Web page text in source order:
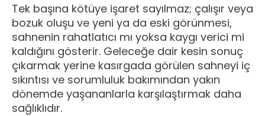
Tek başına kötüye işaret sayılmaz; çalışır veya
bozuk oluşu ve yeni ya da eski görünmesi,
sahnenin rahatlatıcı mı yoksa kaygı verici mi
kaldığını gösterir. Geleceğe dair kesin sonuç
çıkarmak yerine kasırgada görülen sahneyi iç
sıkıntısı ve sorumluluk bakımından yakın
dönemde yaşananlarla karşılaştırmak daha
sağlıklıdır.